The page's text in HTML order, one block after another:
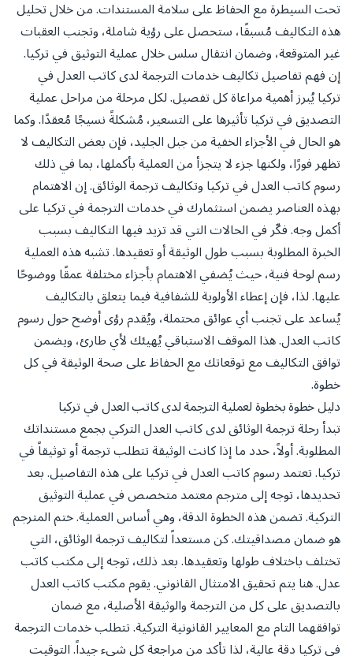
تحت السيطرة مع الحفاظ على سلامة المستندات. من خلال تحليل
هذه التكاليف مُسبقًا، ستحصل على رؤية شاملة، وتجنب العقبات
غير المتوقعة، وضمان انتقال سلس خلال عملية التوثيق في تركيا.
إن فهم تفاصيل تكاليف خدمات الترجمة لدى كاتب العدل في
تركيا يُبرز أهمية مراعاة كل تفصيل. لكل مرحلة من مراحل عملية
التصديق في تركيا تأثيرها على التسعير، مُشكلةً نسيجًا مُعقدًا. وكما
هو الحال في الأجزاء الخفية من جبل الجليد، فإن بعض التكاليف لا
تظهر فورًا، ولكنها جزء لا يتجزأ من العملية بأكملها، بما في ذلك
رسوم كاتب العدل في تركيا وتكاليف ترجمة الوثائق. إن الاهتمام
بهذه العناصر يضمن استثمارك في خدمات الترجمة في تركيا على
أكمل وجه. فكّر في الحالات التي قد تزيد فيها التكاليف بسبب
الخبرة المطلوبة بسبب طول الوثيقة أو تعقيدها. تشبه هذه العملية
رسم لوحة فنية، حيث يُضفي الاهتمام بأجزاء مختلفة عمقًا ووضوحًا
عليها. لذا، فإن إعطاء الأولوية للشفافية فيما يتعلق بالتكاليف
يُساعد على تجنب أي عوائق محتملة، ويُقدم رؤى أوضح حول رسوم
كاتب العدل. هذا الموقف الاستباقي يُهيئك لأي طارئ، ويضمن
توافق التكاليف مع توقعاتك مع الحفاظ على صحة الوثيقة في كل
خطوة.
دليل خطوة بخطوة لعملية الترجمة لدى كاتب العدل في تركيا
تبدأ رحلة ترجمة الوثائق لدى كاتب العدل التركي بجمع مستنداتك
المطلوبة. أولاً، حدد ما إذا كانت الوثيقة تتطلب ترجمة أو توثيقاً في
تركيا. تعتمد رسوم كاتب العدل في تركيا على هذه التفاصيل. بعد
تحديدها، توجه إلى مترجم معتمد متخصص في عملية التوثيق
التركية. تضمن هذه الخطوة الدقة، وهي أساس العملية. ختم المترجم
هو ضمان مصداقيتك. كن مستعداً لتكاليف ترجمة الوثائق، التي
تختلف باختلاف طولها وتعقيدها. بعد ذلك، توجه إلى مكتب كاتب
عدل. هنا يتم تحقيق الامتثال القانوني. يقوم مكتب كاتب العدل
بالتصديق على كل من الترجمة والوثيقة الأصلية، مع ضمان
توافقهما التام مع المعايير القانونية التركية. تتطلب خدمات الترجمة
في تركيا دقة عالية، لذا تأكد من مراجعة كل شيء جيداً. التوقيت